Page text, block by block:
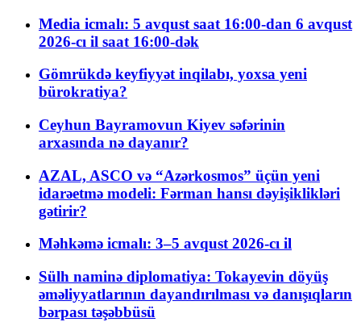
Media icmalı: 5 avqust saat 16:00-dan 6 avqust
2026-cı il saat 16:00-dək
Gömrükdə keyfiyyət inqilabı, yoxsa yeni
bürokratiya?
Ceyhun Bayramovun Kiyev səfərinin
arxasında nə dayanır?
AZAL, ASCO və “Azərkosmos” üçün yeni
idarəetmə modeli: Fərman hansı dəyişiklikləri
gətirir?
Məhkəmə icmalı: 3–5 avqust 2026-cı il
Sülh naminə diplomatiya: Tokayevin döyüş
əməliyyatlarının dayandırılması və danışıqların
bərpası təşəbbüsü